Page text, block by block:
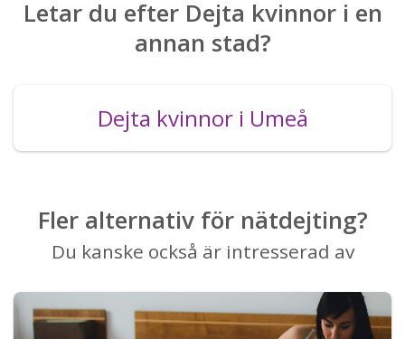
Letar du efter Dejta kvinnor i en
annan stad?
Dejta kvinnor i Umeå
Fler alternativ för nätdejting?
Du kanske också är intresserad av